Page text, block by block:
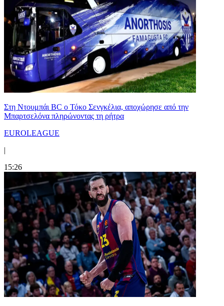
Στη Nτουμπάι BC ο Τόκο Σενγκέλια, αποχώρησε από την
Μπαρτσελόνα πληρώνοντας τη ρήτρα
EUROLEAGUE
|
15:26